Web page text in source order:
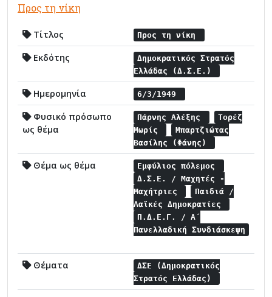
Προς τη νίκη
Τίτλος Προς τη νίκη
Εκδότης
Δημοκρατικός Στρατός
Ελλάδας (Δ.Σ.Ε.)
Ημερομηνία 6/3/1949
Φυσικό πρόσωπο
ως θέμα
Πάρνης Αλέξης
Τορέζ
Μωρίς
Μπαρτζιώτας
Βασίλης (Φάνης)
Θέμα ως θέμα
Εμφύλιος πόλεμος
Δ.Σ.Ε. / Μαχητές -
Μαχήτριες
Παιδιά /
Λαϊκές Δημοκρατίες
Π.Δ.Ε.Γ. / Α΄
Πανελλαδική Συνδιάσκεψη
Θέματα
ΔΣΕ (Δημοκρατικός
Στρατός Ελλάδας)